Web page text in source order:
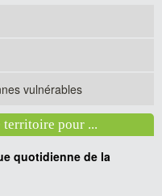
vulnérables
territoire pour ...
quotidienne de la